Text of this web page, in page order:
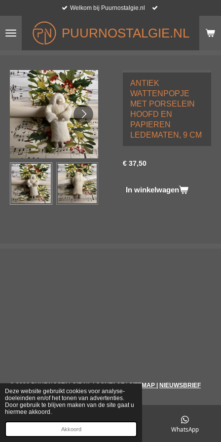
Deze website gebruikt cookies voor analyse-
doeleinden en/of het tonen van advertenties.
Door gebruik te blijven maken van de site gaat u
hiermee akkoord.
Akkoord
naar
hoofdinhoud
PUURNOSTALGIE.NL
Welkom bij Puurnostalgie.nl
ANTIEK
WATTENPOPJE
MET PORSELEIN
HOOFD EN
PAPIEREN
LEDEMATEN, 9 CM
€ 37,50
In winkelwagen
© 2026 PUURNOSTALGIE.NL|CONTACT|SITEMAP NIEUWSBRIEF
WhatsApp